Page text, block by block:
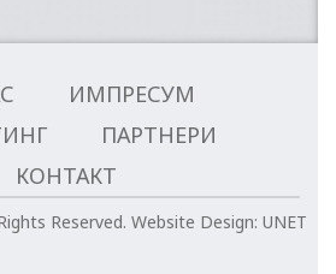
ИМПРЕСУМ
ПАРТНЕРИ
КОНТАКТ
Reserved. Website Design: UNET